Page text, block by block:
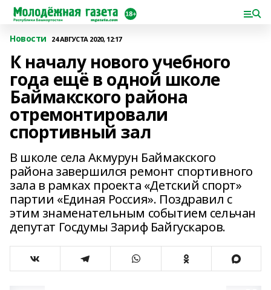
Новости 24 АВГУСТА 2020, 12:17
К началу нового учебного
года ещё в одной школе
Баймакского района
отремонтировали
спортивный зал
В школе села Акмурун Баймакского
района завершился ремонт спортивного
зала в рамках проекта «Детский спорт»
партии «Единая Россия». Поздравил с
этим знаменательным событием сельчан
депутат Госдумы Зариф Байгускаров.